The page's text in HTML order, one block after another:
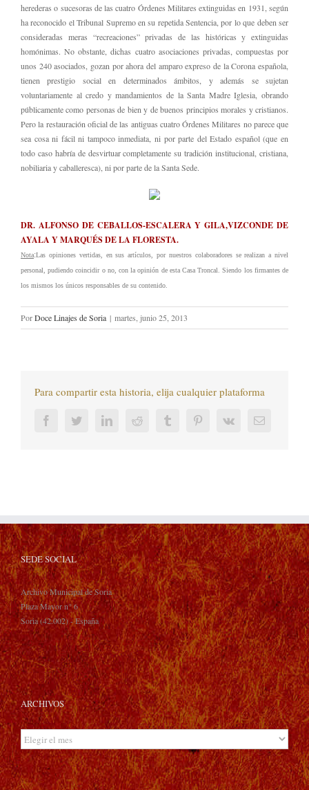
herederas o sucesoras de las cuatro Órdenes Militares extinguidas en 1931, según
ha reconocido el Tribunal Supremo en su repetida Sentencia, por lo que deben ser
consideradas meras “recreaciones” privadas de las históricas y extinguidas
homónimas. No obstante, dichas cuatro asociaciones privadas, compuestas por
unos 240 asociados, gozan por ahora del amparo expreso de la Corona española,
tienen prestigio social en determinados ámbitos, y además se sujetan
voluntariamente al credo y mandamientos de la Santa Madre Iglesia, obrando
públicamente como personas de bien y de buenos principios morales y cristianos.
Pero la restauración oficial de las antiguas cuatro Órdenes Militares no parece que
sea cosa ni fácil ni tampoco inmediata, ni por parte del Estado español (que en
todo caso habría de desvirtuar completamente su tradición institucional, cristiana,
nobiliaria y caballeresca), ni por parte de la Santa Sede.
DR. ALFONSO DE CEBALLOS-ESCALERA Y GILA,VIZCONDE DE
AYALA Y MARQUÉS DE LA FLORESTA.
Nota:Las opiniones vertidas, en sus artículos, por nuestros colaboradores se realizan a nivel
personal, pudiendo coincidir o no, con la opinión de esta Casa Troncal. Siendo los firmantes de
los mismos los únicos responsables de su contenido.
PorDoce Linajes de Soria | martes, junio 25, 2013
Para compartir esta historia, elija cualquier plataforma
FacebookTwitterLinkedInReddit Tumblr PinterestVk
Correo
SEDE SOCIAL
Archivo Municipal de Soria
Plaza Mayor n° 6
Soria (42.002) - España
ARCHIVOS
Archivos